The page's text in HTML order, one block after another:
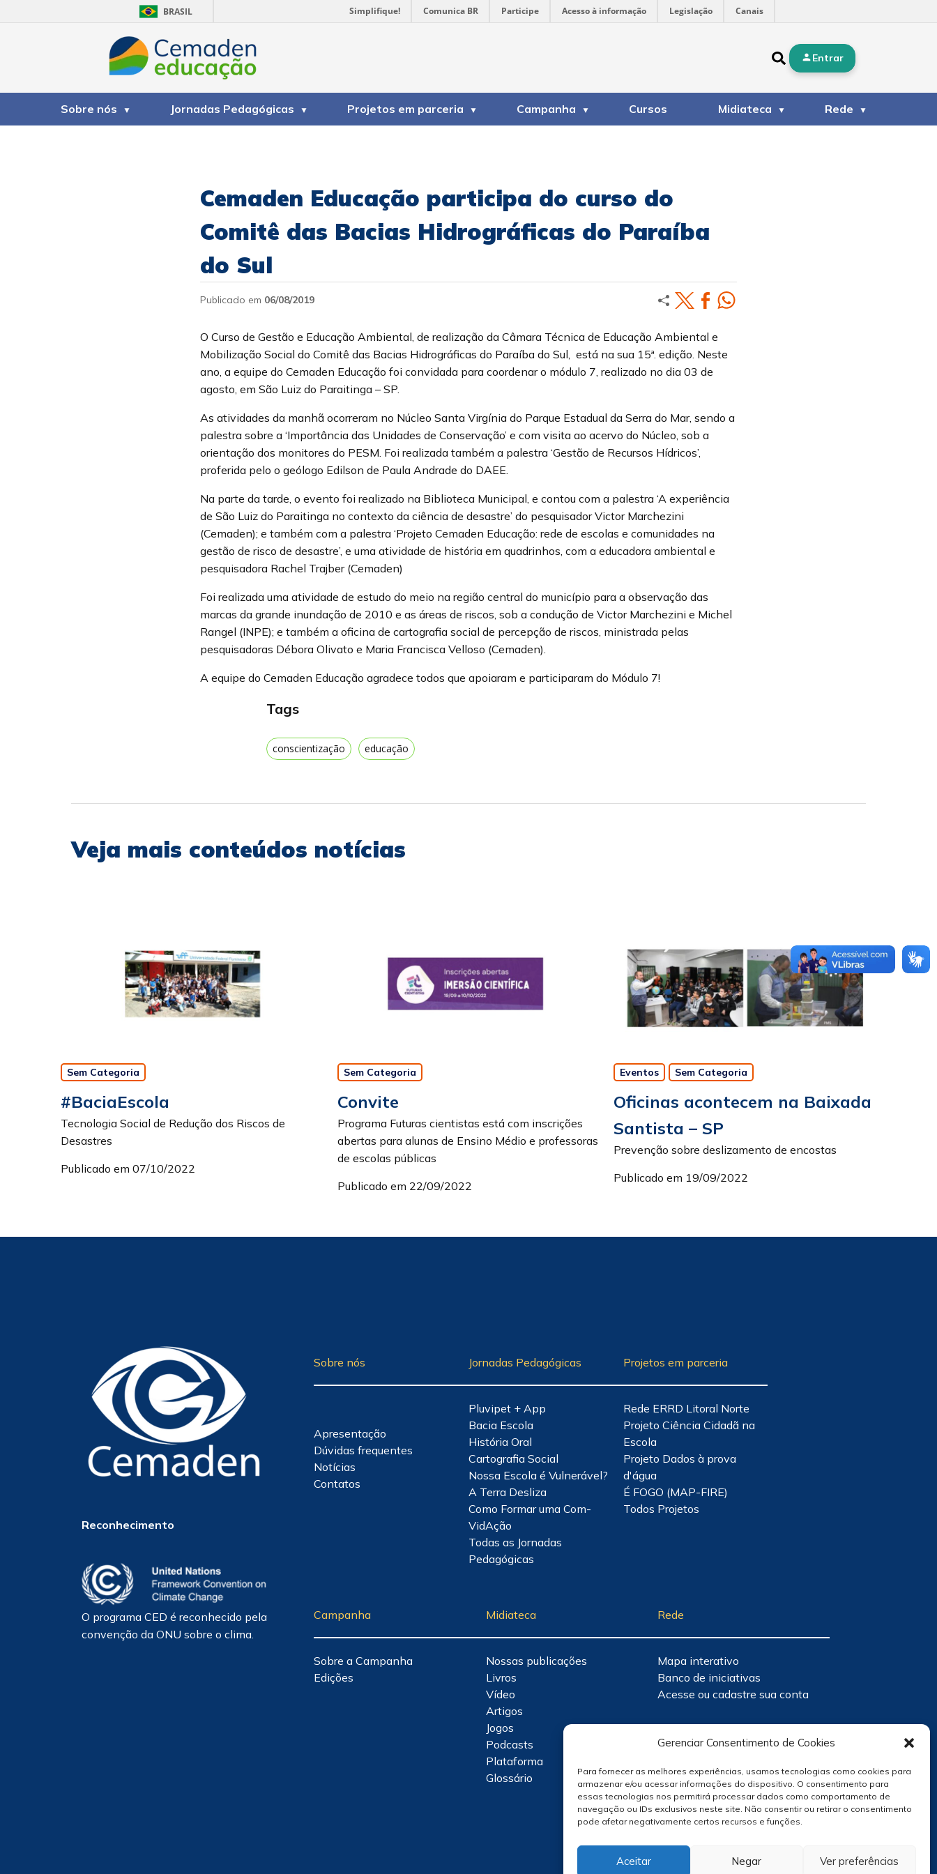
Gerenciar Consentimento de Cookies
Para fornecer as melhores experiências, usamos tecnologias como cookies para
armazenar e/ou acessar informações do dispositivo. O consentimento para
essas tecnologias nos permitirá processar dados como comportamento de
navegação ou IDs exclusivos neste site. Não consentir ou retirar o consentimento
pode afetar negativamente certos recursos e funções.
Aceitar Negar Ver preferências
BRASIL Simplifique! Comunica BR Participe Acesso à informação Legislação Canais
Entrar
Sobre nós Jornadas Pedagógicas Projetos em parceria Campanha Cursos Midiateca Rede
Cemaden Educação participa do curso do
Comitê das Bacias Hidrográficas do Paraíba
do Sul
Publicado em 06/08/2019
O Curso de Gestão e Educação Ambiental, de realização da Câmara Técnica de Educação Ambiental e
Mobilização Social do Comitê das Bacias Hidrográficas do Paraíba do Sul, está na sua 15ª. edição. Neste
ano, a equipe do Cemaden Educação foi convidada para coordenar o módulo 7, realizado no dia 03 de
agosto, em São Luiz do Paraitinga – SP.
As atividades da manhã ocorreram no Núcleo Santa Virgínia do Parque Estadual da Serra do Mar, sendo a
palestra sobre a ‘Importância das Unidades de Conservação’ e com visita ao acervo do Núcleo, sob a
orientação dos monitores do PESM. Foi realizada também a palestra ‘Gestão de Recursos Hídricos’,
proferida pelo o geólogo Edilson de Paula Andrade do DAEE.
Na parte da tarde, o evento foi realizado na Biblioteca Municipal, e contou com a palestra ‘A experiência
de São Luiz do Paraitinga no contexto da ciência de desastre’ do pesquisador Victor Marchezini
(Cemaden); e também com a palestra ‘Projeto Cemaden Educação: rede de escolas e comunidades na
gestão de risco de desastre’, e uma atividade de história em quadrinhos, com a educadora ambiental e
pesquisadora Rachel Trajber (Cemaden)
Foi realizada uma atividade de estudo do meio na região central do município para a observação das
marcas da grande inundação de 2010 e as áreas de riscos, sob a condução de Victor Marchezini e Michel
Rangel (INPE); e também a oficina de cartografia social de percepção de riscos, ministrada pelas
pesquisadoras Débora Olivato e Maria Francisca Velloso (Cemaden).
A equipe do Cemaden Educação agradece todos que apoiaram e participaram do Módulo 7!
Tags
conscientização educação
Veja mais conteúdos notícias
Sem Categoria
#BaciaEscola
Tecnologia Social de Redução dos Riscos de
Desastres
Publicado em 07/10/2022
Sem Categoria
Convite
Programa Futuras cientistas está com inscrições
abertas para alunas de Ensino Médio e professoras
de escolas públicas
Publicado em 22/09/2022
Eventos Sem Categoria
Oficinas acontecem na Baixada
Santista – SP
Prevenção sobre deslizamento de encostas
Publicado em 19/09/2022
Reconhecimento
O programa CED é reconhecido pela
convenção da ONU sobre o clima.
Sobre nós
Apresentação
Dúvidas frequentes
Notícias
Contatos
Jornadas Pedagógicas
Pluvipet + App
Bacia Escola
História Oral
Cartografia Social
Nossa Escola é Vulnerável?
A Terra Desliza
Como Formar uma Com-
VidAção
Todas as Jornadas
Pedagógicas
Projetos em parceria
Rede ERRD Litoral Norte
Projeto Ciência Cidadã na
Escola
Projeto Dados à prova
d'água
É FOGO (MAP-FIRE)
Todos Projetos
Campanha
Sobre a Campanha
Edições
Midiateca
Nossas publicações
Livros
Vídeo
Artigos
Jogos
Podcasts
Plataforma
Glossário
Rede
Mapa interativo
Banco de iniciativas
Acesse ou cadastre sua conta